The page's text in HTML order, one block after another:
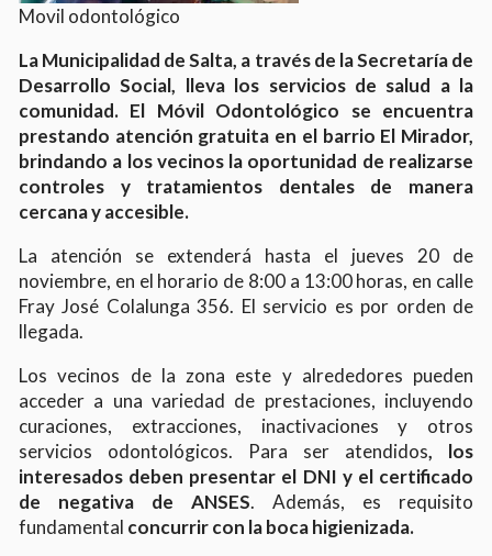
Movil odontológico
La Municipalidad de Salta, a través de la Secretaría de
Desarrollo Social, lleva los servicios de salud a la
comunidad. El Móvil Odontológico se encuentra
prestando atención gratuita en el barrio El Mirador,
brindando a los vecinos la oportunidad de realizarse
controles y tratamientos dentales de manera
cercana y accesible.
La atención se extenderá hasta el jueves 20 de
noviembre, en el horario de 8:00 a 13:00 horas, en calle
Fray José Colalunga 356. El servicio es por orden de
llegada.
Los vecinos de la zona este y alrededores pueden
acceder a una variedad de prestaciones, incluyendo
curaciones, extracciones, inactivaciones y otros
servicios odontológicos. Para ser atendidos, los
interesados deben presentar el DNI y el certificado
de negativa de ANSES. Además, es requisito
fundamental concurrir con la boca higienizada.